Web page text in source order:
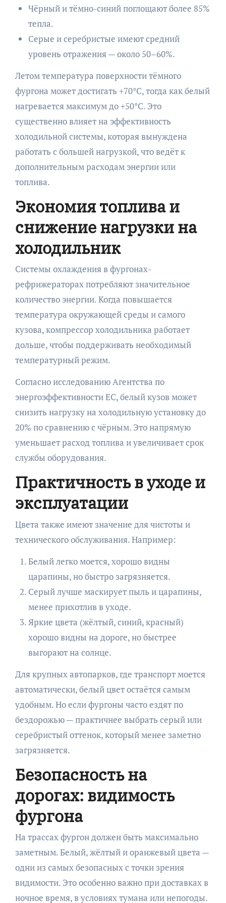
Чёрный и тёмно-синий поглощают более 85%
тепла.
Серые и серебристые имеют средний
уровень отражения — около 50–60%.
Летом температура поверхности тёмного
фургона может достигать +70°C, тогда как белый
нагревается максимум до +50°C. Это
существенно влияет на эффективность
холодильной системы, которая вынуждена
работать с большей нагрузкой, что ведёт к
дополнительным расходам энергии или
топлива.
Экономия топлива и
снижение нагрузки на
холодильник
Системы охлаждения в фургонах-
рефрижераторах потребляют значительное
количество энергии. Когда повышается
температура окружающей среды и самого
кузова, компрессор холодильника работает
дольше, чтобы поддерживать необходимый
температурный режим.
Согласно исследованию Агентства по
энергоэффективности ЕС, белый кузов может
снизить нагрузку на холодильную установку до
20% по сравнению с чёрным. Это напрямую
уменьшает расход топлива и увеличивает срок
службы оборудования.
Практичность в уходе и
эксплуатации
Цвета также имеют значение для чистоты и
технического обслуживания. Например:
Белый легко моется, хорошо видны
царапины, но быстро загрязняется.
Серый лучше маскирует пыль и царапины,
менее прихотлив в уходе.
Яркие цвета (жёлтый, синий, красный)
хорошо видны на дороге, но быстрее
выгорают на солнце.
Для крупных автопарков, где транспорт моется
автоматически, белый цвет остаётся самым
удобным. Но если фургоны часто ездят по
бездорожью — практичнее выбрать серый или
серебристый оттенок, который менее заметно
загрязняется.
Безопасность на
дорогах: видимость
фургона
На трассах фургон должен быть максимально
заметным. Белый, жёлтый и оранжевый цвета —
одни из самых безопасных с точки зрения
видимости. Это особенно важно при доставках в
ночное время, в условиях тумана или непогоды.